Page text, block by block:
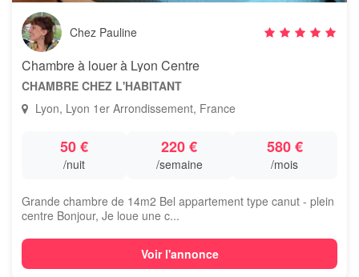
Chez Pauline
Chambre à louer à Lyon Centre
CHAMBRE CHEZ L'HABITANT
Lyon, Lyon 1er Arrondissement, France
50 €
/nuit
220 €
/semaine
580 €
/mois
Grande chambre de 14m2 Bel appartement type canut - plein
centre Bonjour, Je loue une c...
Voir l'annonce